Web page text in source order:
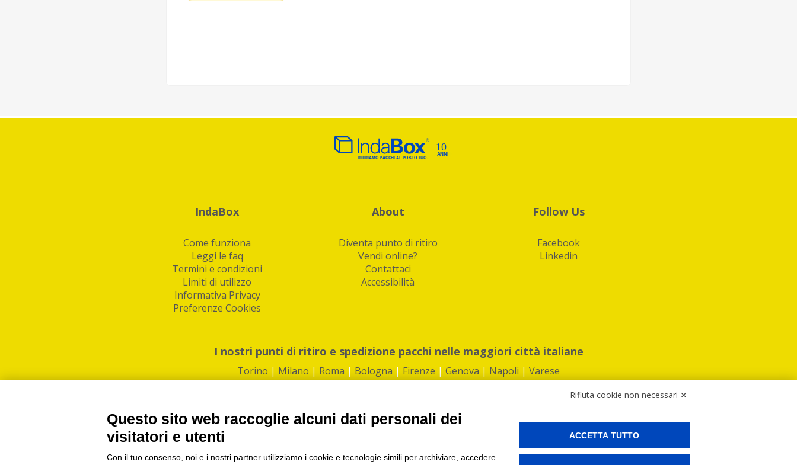
IndaBox
Come funziona
Leggi le faq
Termini e condizioni
Limiti di utilizzo
Informativa Privacy
Preferenze Cookies
About
Diventa punto di ritiro
Vendi online?
Contattaci
Accessibilità
Follow Us
Facebook
Linkedin
I nostri punti di ritiro e spedizione pacchi nelle maggiori città italiane
Torino | Milano | Roma | Bologna | Firenze | Genova | Napoli | Varese
PI/CF/N°Iscr.: 10821360012 | REA: RM 1494760 | Cap.Soc.: 50.000€ |Whistleblowing|Privacy|Preferenze Cookies
Rifiuta cookie non necessari ✕
Questo sito web raccoglie alcuni dati personali dei
visitatori e utenti
Con il tuo consenso, noi e i nostri partner utilizziamo i cookie e tecnologie simili per archiviare, accedere
ACCETTA TUTTO